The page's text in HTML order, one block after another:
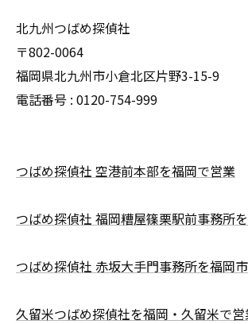
北九州つばめ探偵社
〒802-0064
福岡県北九州市小倉北区片野3-15-9
電話番号 : 0120-754-999
つばめ探偵社 空港前本部を福岡で営業
つばめ探偵社 福岡糟屋篠栗駅前事務所
つばめ探偵社 赤坂大手門事務所を福岡
久留米つばめ探偵社を福岡・久留米で